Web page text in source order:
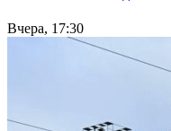
Вчера, 17:30